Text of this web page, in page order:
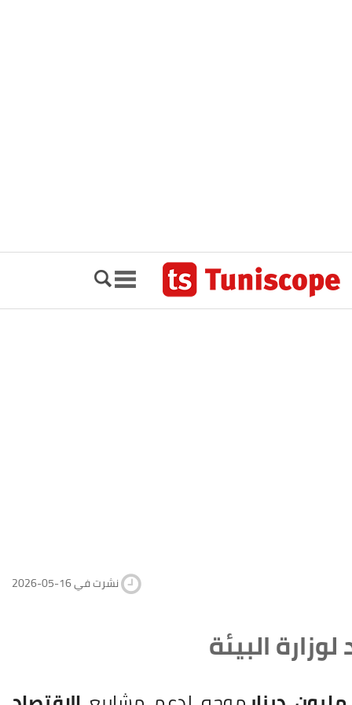
2026-05-16 نشرت في
البيئة